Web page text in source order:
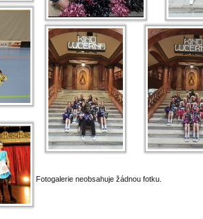
Fotogalerie neobsahuje žádnou fotku.